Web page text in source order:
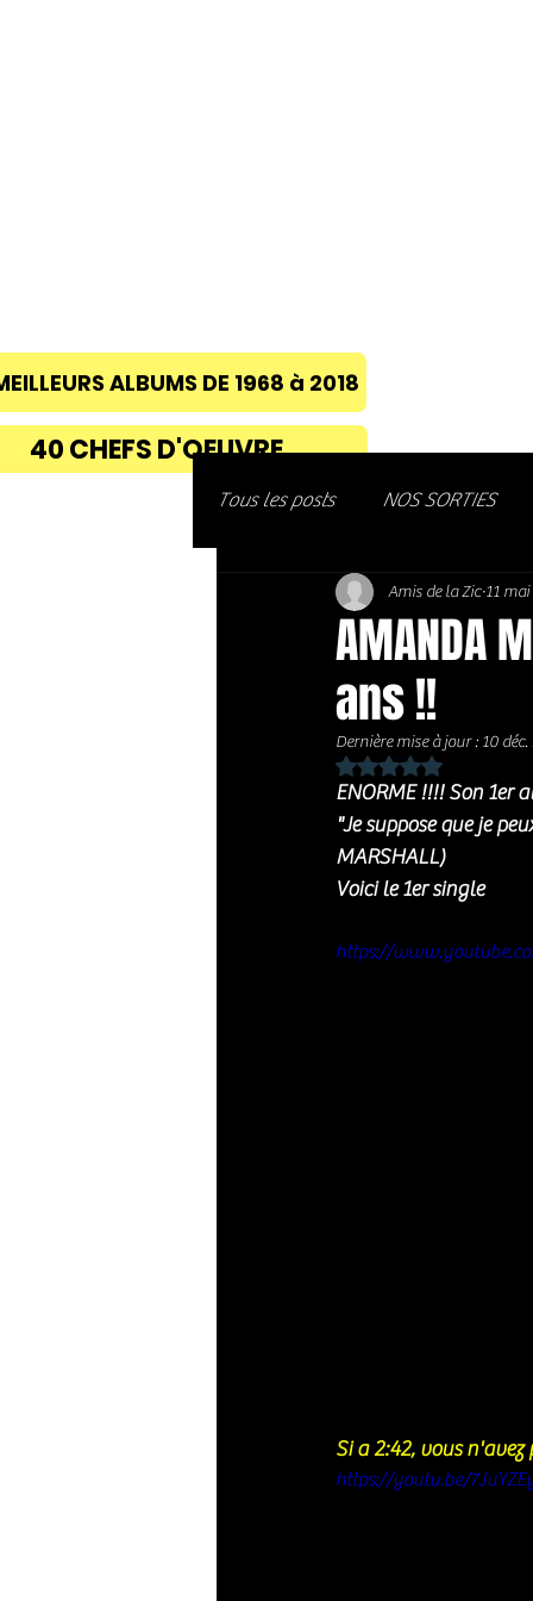
ALBUMS DE 1968 à 2018
40 CHEFS D'OEUVRE
Tous les posts NOS SORTIES
Soft Rock / Folk Jazz
Country / Americana
AMANDA
ans !!
Amis de la Zic 11
Dernière mise à jour :10
Noté NaN étoiles sur
ENORME !!!! Son 1er
"Je suppose que je
MARSHALL)
Voici le 1er single
https://
Si a 2:42, vous
https://youtu.be/